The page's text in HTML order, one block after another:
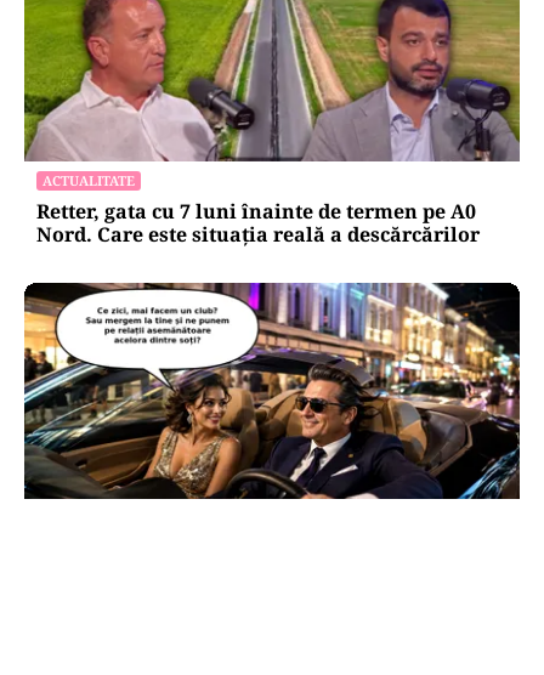
ACTUALITATE
Retter, gata cu 7 luni înainte de termen pe A0
Nord. Care este situația reală a descărcărilor